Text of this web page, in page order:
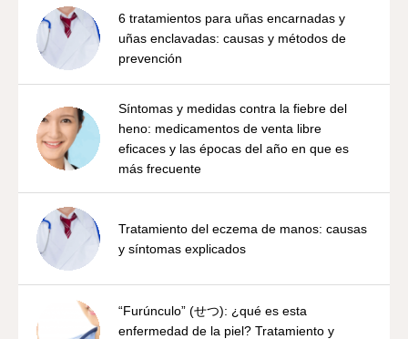
6 tratamientos para uñas encarnadas y
uñas enclavadas: causas y métodos de
prevención
Síntomas y medidas contra la fiebre del
heno: medicamentos de venta libre
eficaces y las épocas del año en que es
más frecuente
Tratamiento del eczema de manos: causas
y síntomas explicados
“Furúnculo” (せつ): ¿qué es esta
enfermedad de la piel? Tratamiento y